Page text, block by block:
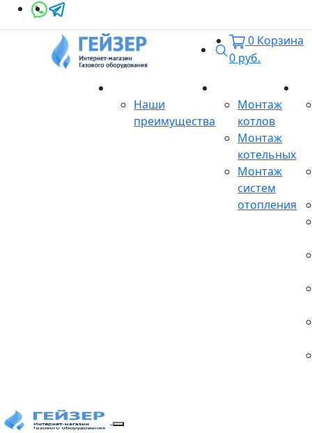
Поиск
0 Корзина
0 руб.
Наши
преимущества
Монтаж
котлов
Монтаж
котельных
Монтаж
систем
отопления